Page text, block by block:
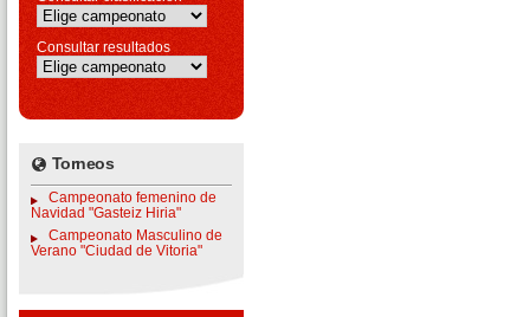
Consultar resultados
Torneos
Campeonato femenino de
Navidad "Gasteiz Hiria"
Campeonato Masculino de
Verano "Ciudad de Vitoria"